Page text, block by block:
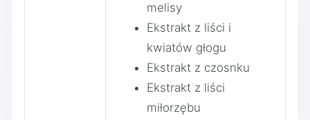
melisy
Ekstrakt z liści i
kwiatów głogu
Ekstrakt z czosnku
Ekstrakt z liści
miłorzębu